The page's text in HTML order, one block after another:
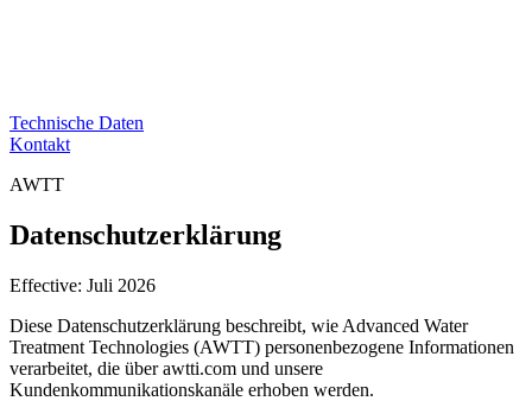
Technische Daten
Kontakt
AWTT
Datenschutzerklärung
Effective: Juli 2026
Diese Datenschutzerklärung beschreibt, wie Advanced Water
Treatment Technologies (AWTT) personenbezogene Informationen
verarbeitet, die über awtti.com und unsere
Kundenkommunikationskanäle erhoben werden.